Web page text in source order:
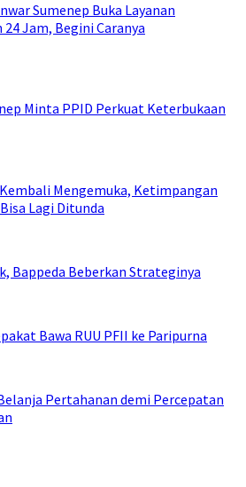
Sumenep Buka Layanan
24 Jam, Begini Caranya
Minta PPID Perkuat Keterbukaan
Mengemuka, Ketimpangan
Lagi Ditunda
Bappeda Beberkan Strateginya
Bawa RUU PFII ke Paripurna
Pertahanan demi Percepatan